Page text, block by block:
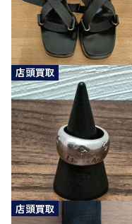
店頭買取
店頭買取